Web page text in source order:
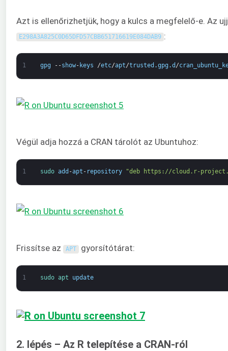
Azt is ellenőrizhetjük, hogy a kulcs a megfelelő-e. Az
E298A3A825C0D65DFD57CBB651716619E084DAB9 :
1 gpg --show- keys /etc/apt/trusted .gpg .d /
Végül adja hozzá a CRAN tárolót az Ubuntuhoz:
1 sudo add -apt - repository "deb https://cloud.r-
Frissítse az APT gyorsítótárat:
1 sudo apt update
2. lépés – Az R telepítése a CRAN-ról